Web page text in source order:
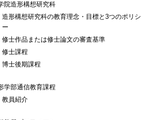
院造形構想研究科
造形構想研究科の教育理念・目標と3つのポリシ
ー
修士作品または修士論文の審査基準
修士課程
博士後期課程
学部通信教育課程
教員紹介